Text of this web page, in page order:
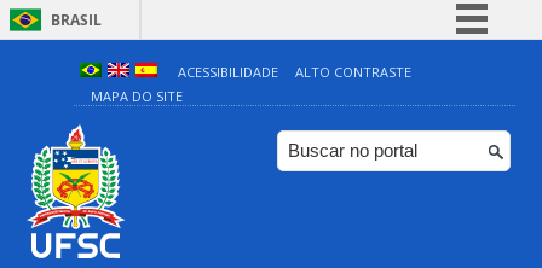
BRASIL
Simplifique!
Comunica BR
Participe
ACESSIBILIDADE
ALTO CONTRASTE
MAPA DO SITE